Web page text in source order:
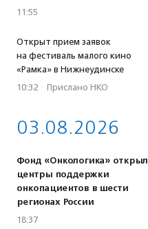
11:55
Открыт прием заявок
на фестиваль малого кино
«Рамка» в Нижнеудинске
10:32 · Прислано НКО
03.08.2026
Фонд «Онкологика» открыл
центры поддержки
онкопациентов в шести
регионах России
18:37